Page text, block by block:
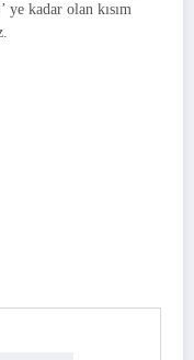
ye kadar olan kısım